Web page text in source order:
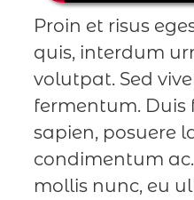
Proin et risus
quis, interdum
volutpat. Sed
fermentum. Duis
sapien, posuere
condimentum
mollis nunc, eu